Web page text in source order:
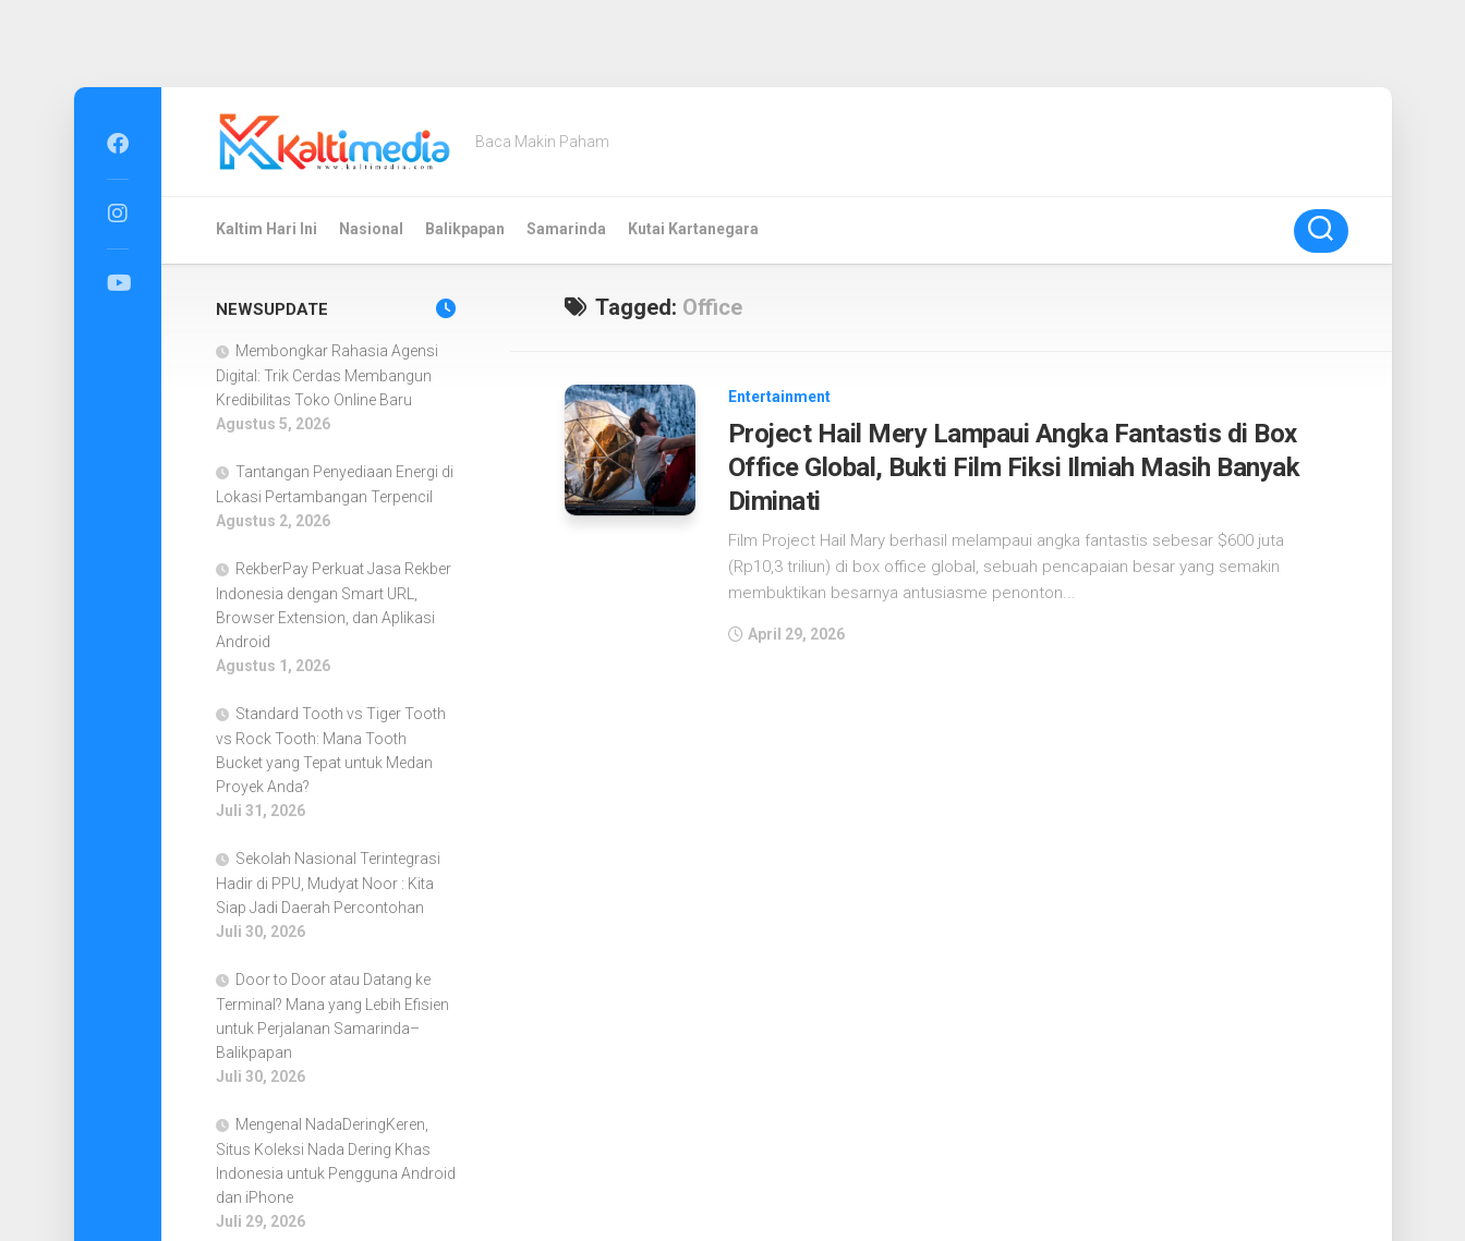
Baca Makin Paham
Kaltim Hari Ini Nasional Balikpapan Samarinda Kutai Kartanegara
Tagged: Office
Entertainment
Project Hail Mery Lampaui Angka Fantastis di Box
Office Global, Bukti Film Fiksi Ilmiah Masih Banyak
Diminati
Film Project Hail Mary berhasil melampaui angka fantastis sebesar $600 juta
(Rp10,3 triliun) di box office global, sebuah pencapaian besar yang semakin
membuktikan besarnya antusiasme penonton...
April 29, 2026
NEWSUPDATE
Membongkar Rahasia Agensi
Digital: Trik Cerdas Membangun
Kredibilitas Toko Online Baru
Agustus 5, 2026
Tantangan Penyediaan Energi di
Lokasi Pertambangan Terpencil
Agustus 2, 2026
RekberPay Perkuat Jasa Rekber
Indonesia dengan Smart URL,
Browser Extension, dan Aplikasi
Android
Agustus 1, 2026
Standard Tooth vs Tiger Tooth
vs Rock Tooth: Mana Tooth
Bucket yang Tepat untuk Medan
Proyek Anda?
Juli 31, 2026
Sekolah Nasional Terintegrasi
Hadir di PPU, Mudyat Noor : Kita
Siap Jadi Daerah Percontohan
Juli 30, 2026
Door to Door atau Datang ke
Terminal? Mana yang Lebih Efisien
untuk Perjalanan Samarinda–
Balikpapan
Juli 30, 2026
Mengenal NadaDeringKeren,
Situs Koleksi Nada Dering Khas
Indonesia untuk Pengguna Android
dan iPhone
Juli 29, 2026